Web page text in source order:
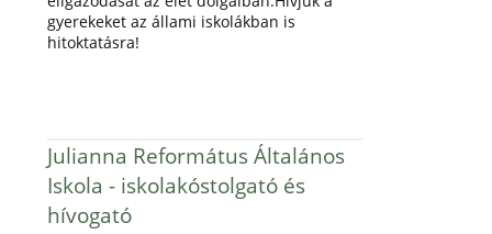
gyerekeket az állami iskolákban is
hitoktatásra!
Julianna Református Általános
Iskola - iskolakóstolgató és
hívogató